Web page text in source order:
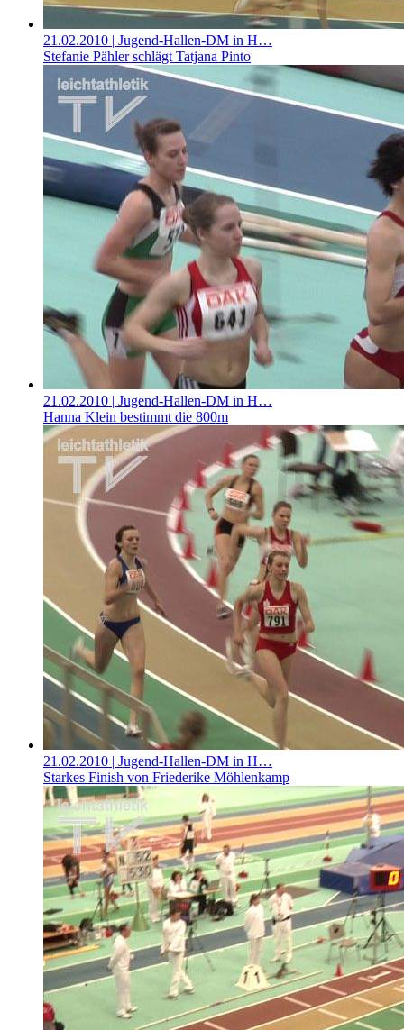
21.02.2010 | Jugend-Hallen-DM in H…
Stefanie Pähler schlägt Tatjana Pinto
21.02.2010 | Jugend-Hallen-DM in H…
Hanna Klein bestimmt die 800m
21.02.2010 | Jugend-Hallen-DM in H…
Starkes Finish von Friederike Möhlenkamp